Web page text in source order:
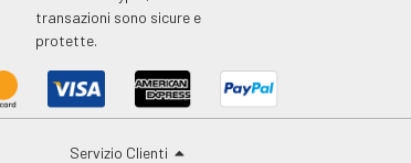
transazioni sono sicure e
protette.
Servizio Clienti